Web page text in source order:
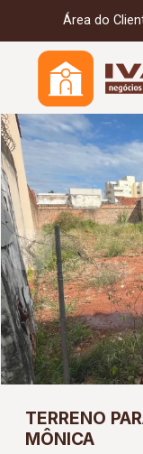
Área do
TERRENO
MÔNICA